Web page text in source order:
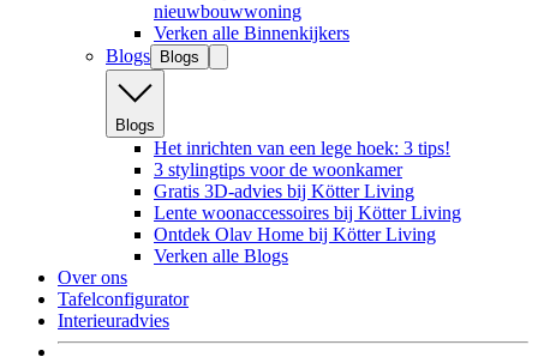
nieuwbouwwoning
Verken alle Binnenkijkers
Blogs
Blogs
Blogs
Het inrichten van een lege hoek: 3 tips!
3 stylingtips voor de woonkamer
Gratis 3D-advies bij Kötter Living
Lente woonaccessoires bij Kötter Living
Ontdek Olav Home bij Kötter Living
Verken alle Blogs
Over ons
Tafelconfigurator
Interieuradvies